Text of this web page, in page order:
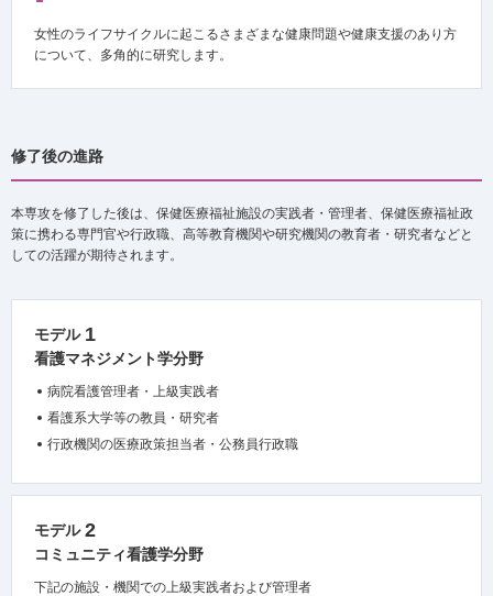
女性のライフサイクルに起こるさまざまな健康問題や健康支援のあり方
について、多角的に研究します。
修了後の進路
本専攻を修了した後は、保健医療福祉施設の実践者・管理者、保健医療福祉政
策に携わる専門官や行政職、高等教育機関や研究機関の教育者・研究者などと
しての活躍が期待されます。
モデル 1
看護マネジメント学分野
病院看護管理者・上級実践者
看護系大学等の教員・研究者
行政機関の医療政策担当者・公務員行政職
モデル2
コミュニティ看護学分野
下記の施設・機関での上級実践者および管理者